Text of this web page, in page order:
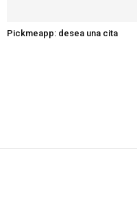
Pickmeapp: desea una cita